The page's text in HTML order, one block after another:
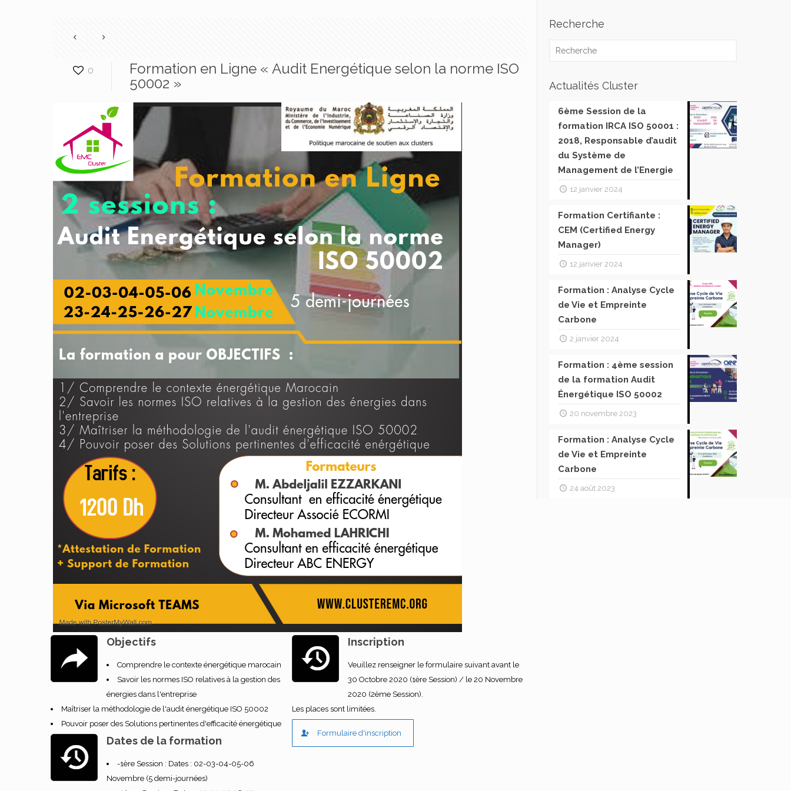
0
Formation en Ligne « Audit Energétique selon la norme ISO
50002 »
Objectifs
Comprendre le contexte énergétique marocain
Savoir les normes ISO relatives à la gestion des
énergies dans l'entreprise
Maîtriser la méthodologie de l'audit énergétique ISO 50002
Pouvoir poser des Solutions pertinentes d'efficacité énergétique
Dates de la formation
-1ère Session : Dates : 02-03-04-05-06
Novembre (5 demi-journées)
Inscription
Veuillez renseigner le formulaire suivant avant le
30 Octobre 2020 (1ère Session) / le 20 Novembre
2020 (2ème Session).
Les places sont limitées.
Formulaire d'inscription
Recherche
Actualités Cluster
6ème Session de la
formation IRCA ISO 50001 :
2018, Responsable d’audit
du Système de
Management de l’Energie
12 janvier 2024
Formation Certifiante :
CEM (Certified Energy
Manager)
12 janvier 2024
Formation : Analyse Cycle
de Vie et Empreinte
Carbone
2 janvier 2024
Formation : 4ème session
de la formation Audit
Énergétique ISO 50002
20 novembre 2023
Formation : Analyse Cycle
de Vie et Empreinte
Carbone
24 août 2023